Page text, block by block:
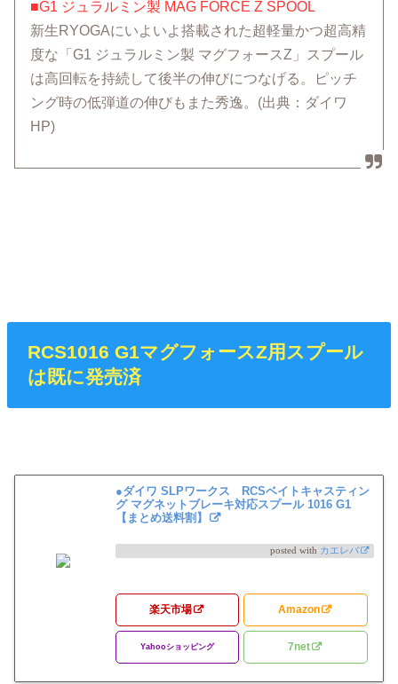
■G1 ジュラルミン製 MAG FORCE Z SPOOL
新生RYOGAにいよいよ搭載された超軽量かつ超高精
度な「G1 ジュラルミン製 マグフォースZ」スプール
は高回転を持続して後半の伸びにつなげる。ピッチ
ング時の低弾道の伸びもまた秀逸。(出典：ダイワ
HP)
RCS1016 G1マグフォースZ用スプール
は既に発売済
●ダイワ SLPワークス RCSベイトキャスティン
グ マグネットブレーキ対応スプール 1016 G1
【まとめ送料割】
posted with カエレバ
楽天市場 Amazon
Yahooショッピング 7net